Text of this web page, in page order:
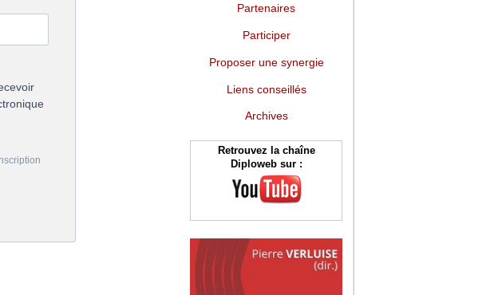
Partenaires
Participer
Proposer une synergie
Liens conseillés
Archives
Retrouvez la chaîne
Diploweb sur :